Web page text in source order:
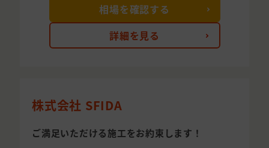
詳細を見る
相場を確認する
株式会社 SFIDA
ご満足いただける施工をお約束します！